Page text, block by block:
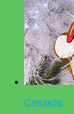
Сладкое